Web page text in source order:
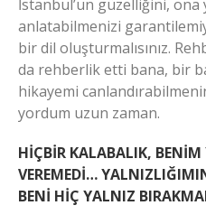
İstanbul’un güzelliğini, ona
anlatabilmenizi
bir dil oluşturmalısınız.
da rehberlik etti bana, bir
hikayemi
yordum uzun zaman.
HİÇBİR KALABALIK,
VEREMEDİ…
BENİ HİÇ YALNIZ